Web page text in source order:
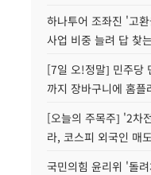
하나투어 조좌진 '고
사업 비중 늘려 답 찾
[7일 오!정말] 민주당
까지 장바구니에 홈플
[오늘의 주목주] '2차
라, 코스피 외국인 매
국민의힘 윤리위 '돌